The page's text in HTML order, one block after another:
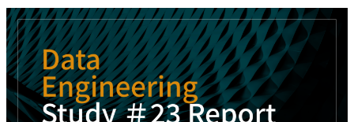
ブログ>Data Engineering Study #23 Data orchestration
特集